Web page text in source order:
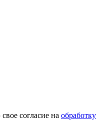
согласие на обработку